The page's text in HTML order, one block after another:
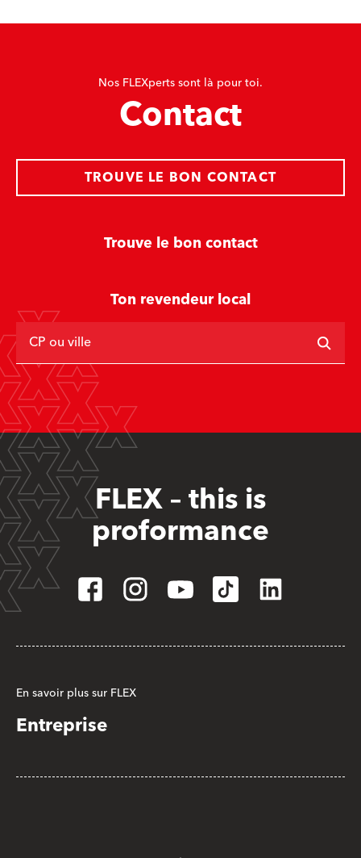
Nos FLEXperts sont là pour toi.
Contact
Trouve le bon contact
TROUVE LE BON CONTACT
Ton revendeur local
CP ou ville
FLEX – this is
proformance
En savoir plus sur FLEX
Entreprise